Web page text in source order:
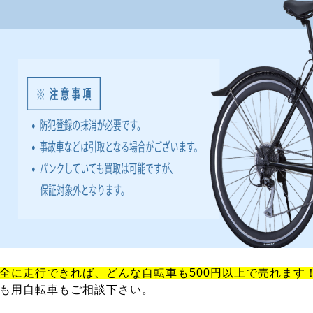
に走行できれば、どんな自転車も500円以上で売れます
用自転車もご相談下さい。